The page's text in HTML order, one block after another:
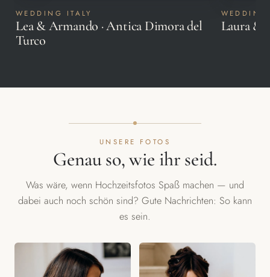
FILM ANSEHEN
WEDDING ITALY
Lea & Armando · Antica Dimora del
Turco
WEDDING
Laura &
UNSERE FOTOS
Genau so, wie ihr seid.
Was wäre, wenn Hochzeitsfotos Spaß machen — und
dabei auch noch schön sind? Gute Nachrichten: So kann
es sein.